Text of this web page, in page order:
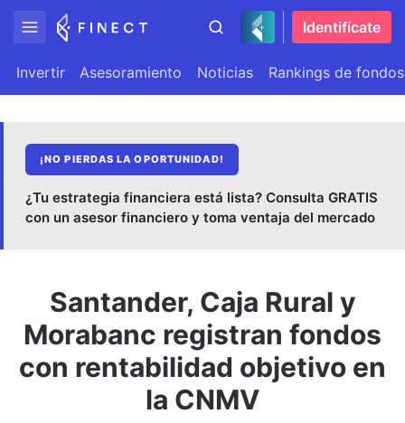
Identifícate
Invertir Asesoramiento Noticias Rankings de fondos
¡NO PIERDAS LA OPORTUNIDAD!
¿Tu estrategia financiera está lista? Consulta GRATIS
con un asesor financiero y toma ventaja del mercado
Santander, Caja Rural y
Morabanc registran fondos
con rentabilidad objetivo en
la CNMV